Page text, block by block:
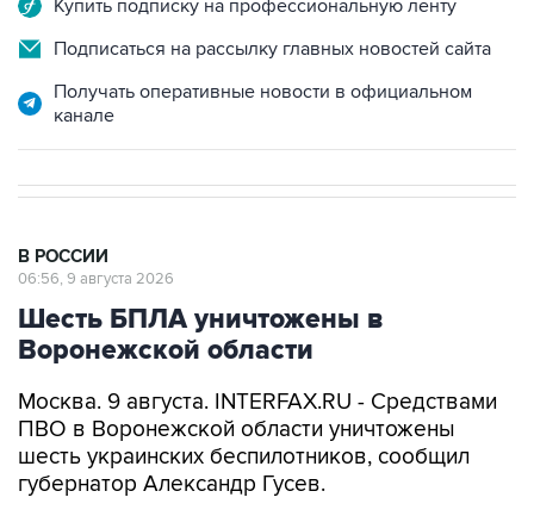
Купить подписку на профессиональную ленту
Подписаться на рассылку главных новостей сайта
Получать оперативные новости в официальном
канале
В РОССИИ
06:56, 9 августа 2026
Шесть БПЛА уничтожены в
Воронежской области
Москва. 9 августа. INTERFAX.RU - Средствами
ПВО в Воронежской области уничтожены
шесть украинских беспилотников, сообщил
губернатор Александр Гусев.